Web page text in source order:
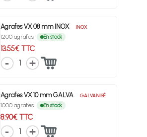
Agrafes VX 08 mm INOX INOX
1200 agrafes En stock
13.55€ TTC
1
Agrafes VX 10 mm GALVA GALVANISÉ
1000 agrafes En stock
8.90€ TTC
1